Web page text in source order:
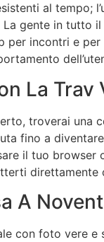
al tempo;
gente in tutto
incontri e
La Trav
troverai
fino a
il tuo browser
direttamente
A
con foto vere